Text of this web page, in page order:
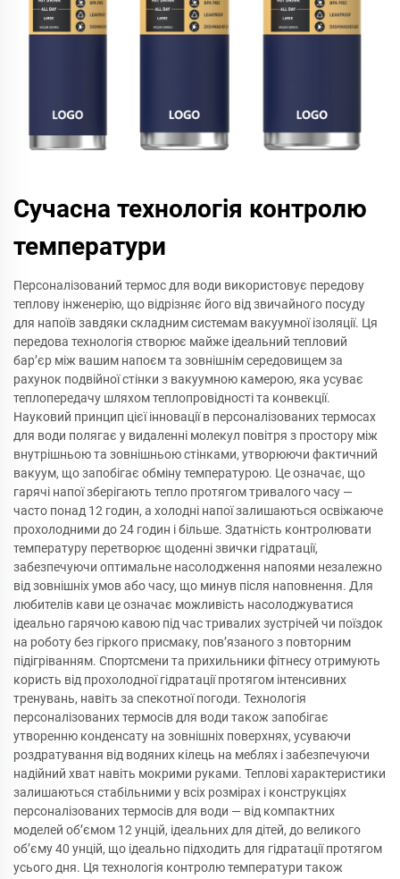
Сучасна технологія контролю
температури
Персоналізований термос для води використовує передову
теплову інженерію, що відрізняє його від звичайного посуду
для напоїв завдяки складним системам вакуумної ізоляції. Ця
передова технологія створює майже ідеальний тепловий
бар’єр між вашим напоєм та зовнішнім середовищем за
рахунок подвійної стінки з вакуумною камерою, яка усуває
теплопередачу шляхом теплопровідності та конвекції.
Науковий принцип цієї інновації в персоналізованих термосах
для води полягає у видаленні молекул повітря з простору між
внутрішньою та зовнішньою стінками, утворюючи фактичний
вакуум, що запобігає обміну температурою. Це означає, що
гарячі напої зберігають тепло протягом тривалого часу —
часто понад 12 годин, а холодні напої залишаються освіжаюче
прохолодними до 24 годин і більше. Здатність контролювати
температуру перетворює щоденні звички гідратації,
забезпечуючи оптимальне насолодження напоями незалежно
від зовнішніх умов або часу, що минув після наповнення. Для
любителів кави це означає можливість насолоджуватися
ідеально гарячою кавою під час тривалих зустрічей чи поїздок
на роботу без гіркого присмаку, пов’язаного з повторним
підігріванням. Спортсмени та прихильники фітнесу отримують
користь від прохолодної гідратації протягом інтенсивних
тренувань, навіть за спекотної погоди. Технологія
персоналізованих термосів для води також запобігає
утворенню конденсату на зовнішніх поверхнях, усуваючи
роздратування від водяних кілець на меблях і забезпечуючи
надійний хват навіть мокрими руками. Теплові характеристики
залишаються стабільними у всіх розмірах і конструкціях
персоналізованих термосів для води — від компактних
моделей об’ємом 12 унцій, ідеальних для дітей, до великого
об’єму 40 унцій, що ідеально підходить для гідратації протягом
усього дня. Ця технологія контролю температури також